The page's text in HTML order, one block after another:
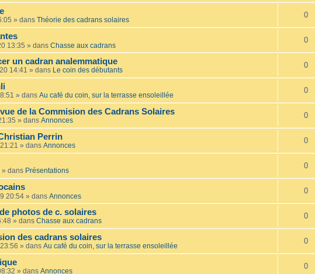
» dans Théorie des cadrans solaires
0
13:35 » dans Chasse aux cadrans
0
un cadran analemmatique
14:41 » dans Le coin des débutants
0
» dans Au café du coin, sur la terrasse ensoleillée
0
de la Commision des Cadrans Solaires
» dans Annonces
0
Perrin
» dans Annonces
0
» dans Présentations
0
20:54 » dans Annonces
0
photos de c. solaires
» dans Chasse aux cadrans
0
des cadrans solaires
» dans Au café du coin, sur la terrasse ensoleillée
0
» dans Annonces
0